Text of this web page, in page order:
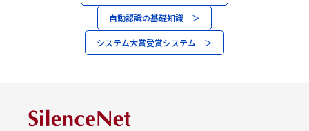
自動認識の基礎知識 ＞
システム大賞受賞システム ＞